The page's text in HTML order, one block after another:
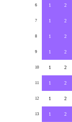
6 1 2
7 1 2
8 1 2
9 1 2
10 1 2
11 1 2
12 1 2
13 1 2